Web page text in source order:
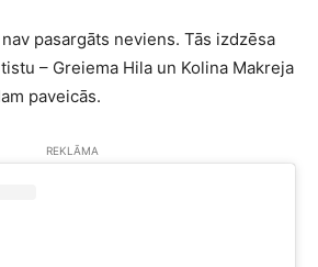
pasargāts neviens. Tās izdzēsa
– Greiema Hila un Kolina Makreja
paveicās.
REKLĀMA